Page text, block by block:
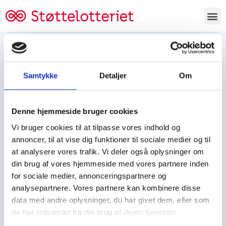
Samtykke Detaljer Om
Denne hjemmeside bruger cookies
Vi bruger cookies til at tilpasse vores indhold og
annoncer, til at vise dig funktioner til sociale medier og til
at analysere vores trafik. Vi deler også oplysninger om
din brug af vores hjemmeside med vores partnere inden
for sociale medier, annonceringspartnere og
analysepartnere. Vores partnere kan kombinere disse
data med andre oplysninger, du har givet dem, eller som
de har indsamlet fra din brug af deres tjenester.
Tjen penge og støt
Tjen penge til:
Spejdere/spejdergruppen/FDF’ere, m.fl.
Kontor
Tjenpengeogstoet.dk
Ejby Industrivej 91
DK – 2600 Glostrup
CVR: 19347508